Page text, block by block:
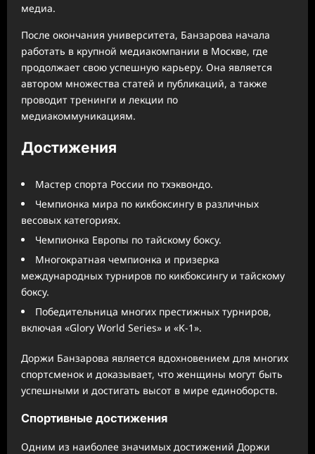
медиа.
После окончания университета, Банзарова начала
работать в крупной медиакомпании в Москве, где
продолжает свою успешную карьеру. Она является
автором множества статей и публикаций, а также
проводит тренинги и лекции по
медиакоммуникациям.
Достижения
Мастер спорта России по тхэквондо.
Чемпионка мира по кикбоксингу в различных
весовых категориях.
Чемпионка Европы по тайскому боксу.
Многократная чемпионка и призерка
международных турниров по кикбоксингу и тайскому
боксу.
Победительница многих престижных турниров,
включая «Glory World Series» и «K-1».
Доржи Банзарова является вдохновением для многих
спортсменок и доказывает, что женщины могут быть
успешными и достигать высот в мире единоборств.
Спортивные достижения
Одним из наиболее значимых достижений Доржи